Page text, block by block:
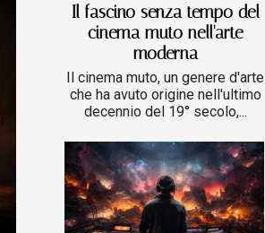
Il fascino senza tempo del
cinema muto nell'arte
moderna
Il cinema muto, un genere d'arte
che ha avuto origine nell'ultimo
decennio del 19° secolo,...